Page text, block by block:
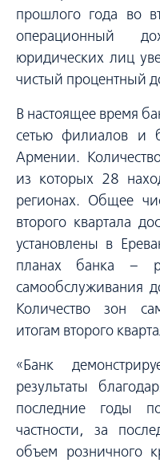
прошлого года во
операционный
юридических лиц
чистый процентный
В настоящее время
сетью филиалов и
Армении.
из которых 28
регионах. Общее
второго квартала
установлены в
планах банка –
самообслуживания
Количество зон
итогам второго
«Банк
результаты
последние годы
частности, за
объем розничного